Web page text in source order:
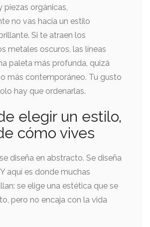
piezas orgánicas,
no vas hacia un estilo
Si te atraen los
metales oscuros, las líneas
paleta más profunda, quizá
más contemporáneo. Tu gusto
hay que ordenarlas.
elegir un estilo,
cómo vives
diseña en abstracto. Se diseña
aquí es donde muchas
se elige una estética que se
pero no encaja con la vida